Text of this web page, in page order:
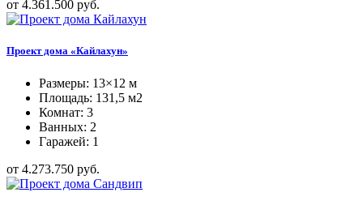
от 4.361.500 руб.
Проект дома «Кайлахун»
Размеры: 13×12 м
Площадь: 131,5 м2
Комнат: 3
Ванных: 2
Гаражей: 1
от 4.273.750 руб.